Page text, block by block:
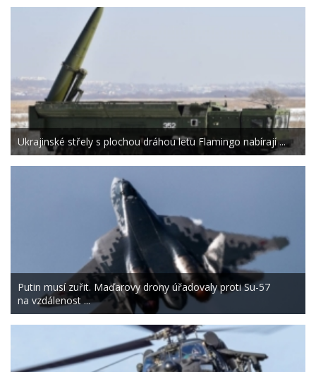
Ukrajinské střely s plochou dráhou letu Flamingo nabírají ...
Putin musí zuřit. Maďarovy drony úřadovaly proti Su-57
na vzdálenost ...